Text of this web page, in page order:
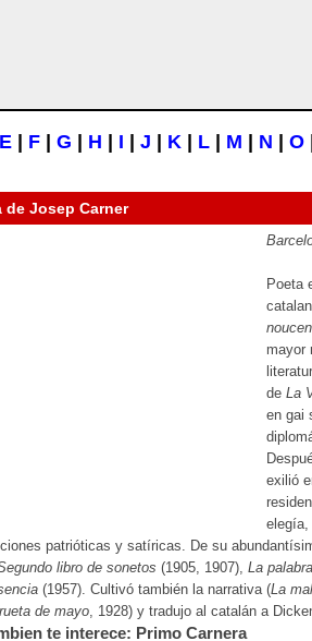
E F G H I J K L M N O
de Josep Carner
Poeta
mayor
de La
en gai
exilió
patrióticas y satíricas. De su
libro de sonetos (1905, 1907), La
(1957). Cultivó también la narrativa (La
de mayo, 1928) y tradujo al catalán a
te interece: Primo Carnera